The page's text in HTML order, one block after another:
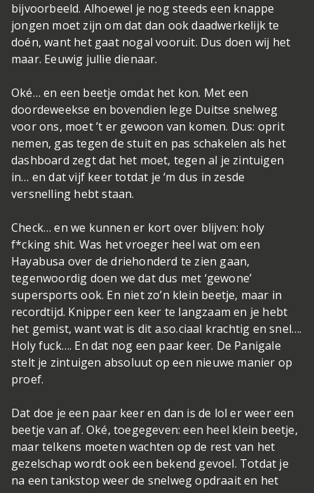
bijvoorbeeld. Alhoewel je nog steeds een knappe
jongen moet zijn om dat dan ook daadwerkelijk te
doén, want het gaat nogal vooruit. Dus doen wij het
maar. Eeuwig jullie dienaar.
Oké… en een beetje omdat het kon. Met een
doordeweekse en bovendien lege Duitse snelweg
voor ons, moet ’t er gewoon van komen. Dus: oprit
nemen, gas tegen de stuit en pas schakelen als het
dashboard zegt dat het moet, tegen al je zintuigen
in… en dat vijf keer totdat je ‘m dus in zesde
versnelling hebt staan.
Check… en we kunnen er kort over blijven: holy
f*cking shit. Was het vroeger heel wat om een
Hayabusa over de driehonderd te zien gaan,
tegenwoordig doen we dat dus met ‘gewone’
supersports ook. En niet zo’n klein beetje, maar in
recordtijd. Knipper een keer te langzaam en je hebt
het gemist, want wat is dit a.so.ciaal krachtig en snel….
Holy fuck…. En dat nog een paar keer. De Panigale
stelt je zintuigen absoluut op een nieuwe manier op
proef.
Dat doe je een paar keer en dan is de lol er weer een
beetje van af. Oké, toegegeven: een heel klein beetje,
maar telkens moeten wachten op de rest van het
gezelschap wordt ook een bekend gevoel. Totdat je
na een tankstop weer de snelweg opdraait en het